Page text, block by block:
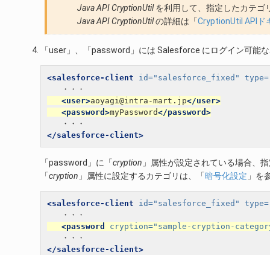
Java API CryptionUtilを利用して、指定したカテゴ
Java API CryptionUtilの詳細は「CryptionUtil APIド
「user」、「password」には Salesforce にログイン可能
<salesforce-client id="salesforce_fixed" type=
<user>aoyagi@intra-mart.jp</user>
<password>myPassword</password>
</salesforce-client>
「password」に「cryption 」属性が設定されている場合、
「cryption 」属性に設定するカテゴリは、「暗号化設定 」を
<salesforce-client id="salesforce_fixed" type=
<password
cryption="sample-cryption-
</salesforce-client>